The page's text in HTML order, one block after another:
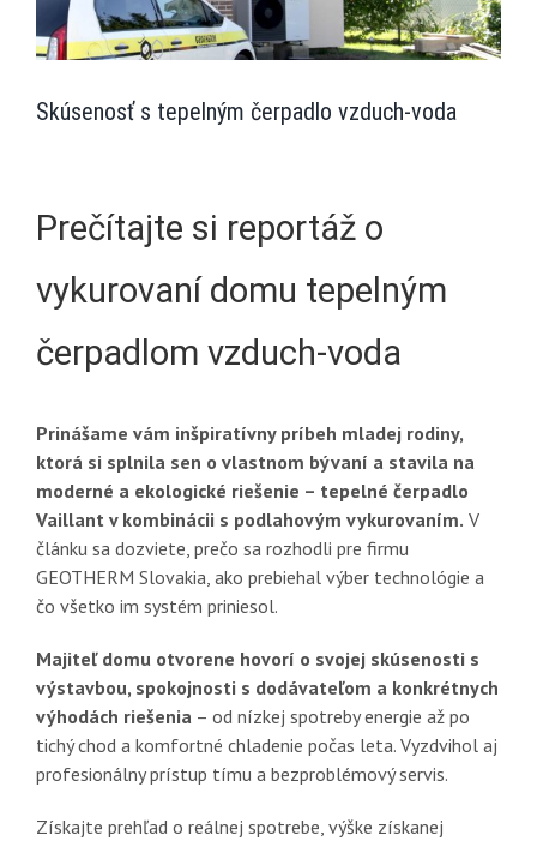
väčší
obrázok
Skúsenosť s tepelným čerpadlo vzduch-voda
Prečítajte si reportáž o
vykurovaní domu tepelným
čerpadlom vzduch-voda
Prinášame vám inšpiratívny príbeh mladej rodiny,
ktorá si splnila sen o vlastnom bývaní a stavila na
moderné a ekologické riešenie – tepelné čerpadlo
Vaillant v kombinácii s podlahovým vykurovaním. V
článku sa dozviete, prečo sa rozhodli pre firmu
GEOTHERM Slovakia, ako prebiehal výber technológie a
čo všetko im systém priniesol.
Majiteľ domu otvorene hovorí o svojej skúsenosti s
výstavbou, spokojnosti s dodávateľom a konkrétnych
výhodách riešenia – od nízkej spotreby energie až po
tichý chod a komfortné chladenie počas leta. Vyzdvihol aj
profesionálny prístup tímu a bezproblémový servis.
Získajte prehľad o reálnej spotrebe, výške získanej